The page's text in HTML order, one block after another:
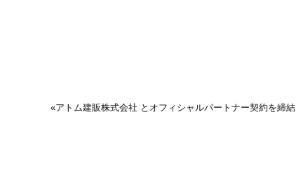
«アトム建販株式会社 とオフィシャルパートナー契約を締結